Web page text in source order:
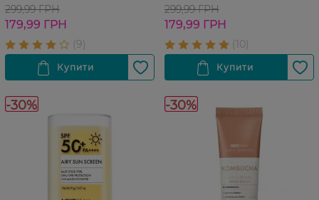
299,99 ГРН
179,99 ГРН
299,99 ГРН
179,99 ГРН
-30% -30%